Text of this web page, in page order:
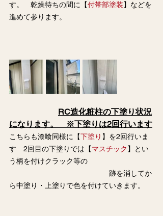
す。　乾燥待ちの間に【付帯部塗装】などを
進めて参ります。
RC造化粧柱の下塗り状況
になります。　※下塗りは2回行います
こちらも漆喰同様に【下塗り 】を2回行いま
す　2回目の下塗りでは【マスチック 】とい
う柄を付けクラック等の
跡を消してか
ら中塗り・上塗りで色を付けていきます。